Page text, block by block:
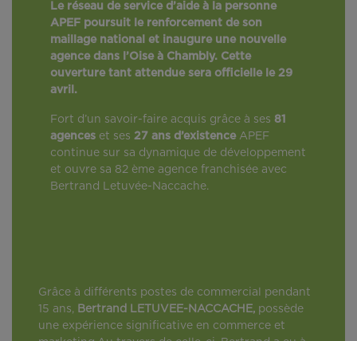
Le réseau de service d’aide à la personne
APEF poursuit le renforcement de son
maillage national et inaugure une nouvelle
agence dans l’Oise à Chambly. Cette
ouverture tant attendue sera officielle le 29
avril.
Fort d’un savoir-faire acquis grâce à ses 81
agences et ses 27 ans d’existence APEF
continue sur sa dynamique de développement
et ouvre sa 82 ème agence franchisée avec
Bertrand Letuvée-Naccache.
Grâce à différents postes de commercial pendant
15 ans, Bertrand LETUVEE-NACCACHE, possède
une expérience significative en commerce et